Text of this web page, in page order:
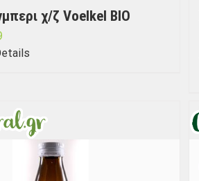
χ/ζ Voelkel BIO